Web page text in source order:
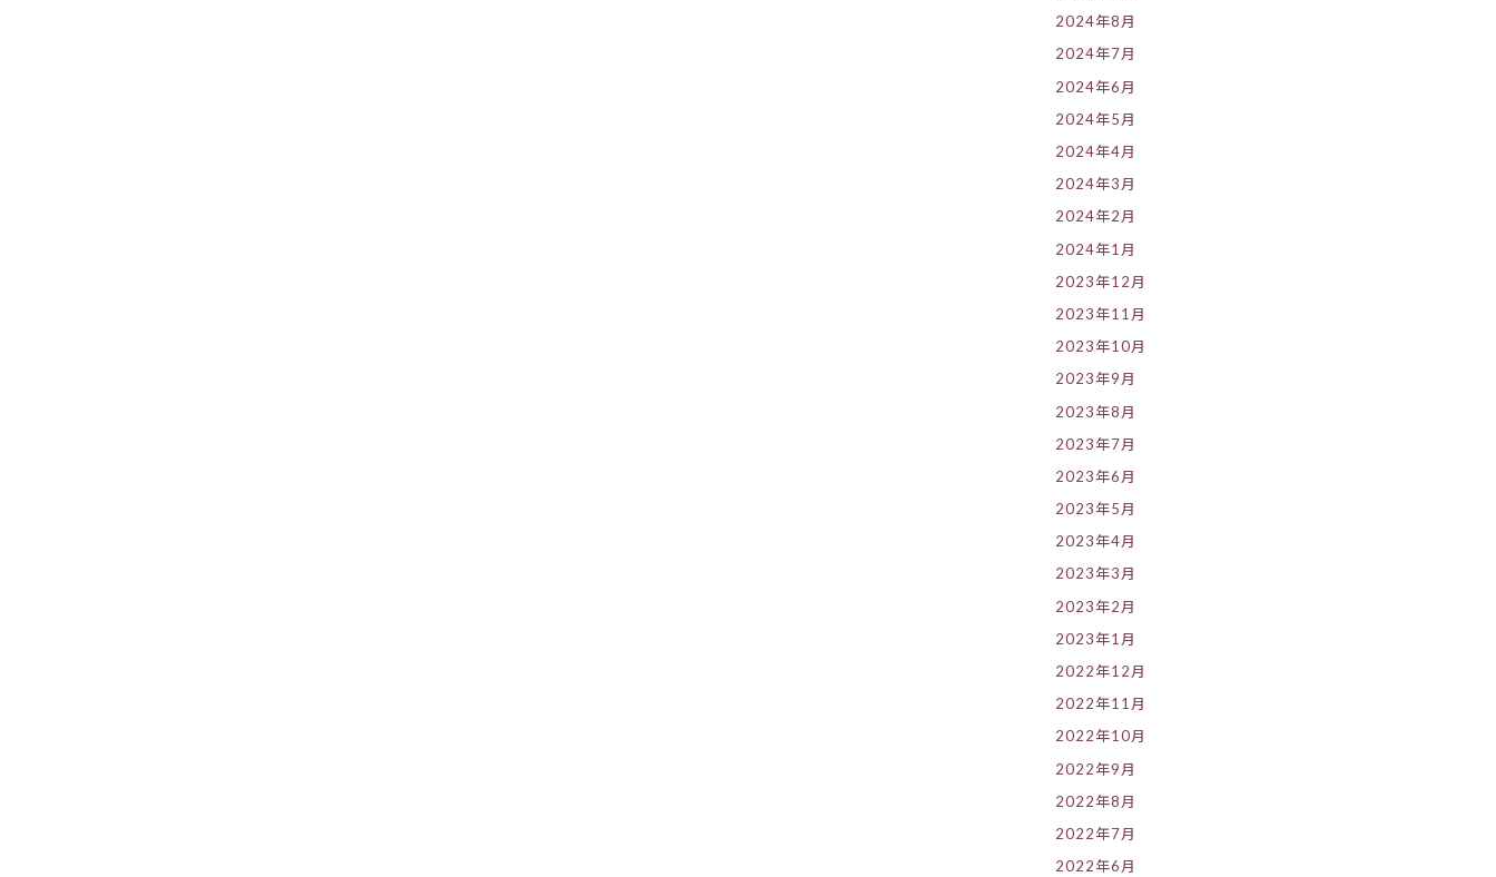
2024年8月
2024年7月
2024年6月
2024年5月
2024年4月
2024年3月
2024年2月
2024年1月
2023年12月
2023年11月
2023年10月
2023年9月
2023年8月
2023年7月
2023年6月
2023年5月
2023年4月
2023年3月
2023年2月
2023年1月
2022年12月
2022年11月
2022年10月
2022年9月
2022年8月
2022年7月
2022年6月